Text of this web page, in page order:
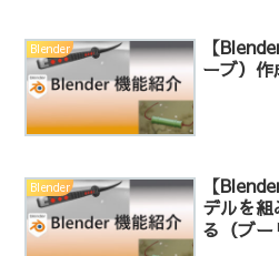
Blender
【
ーブ）作
Blender
【
デルを
る（ブー